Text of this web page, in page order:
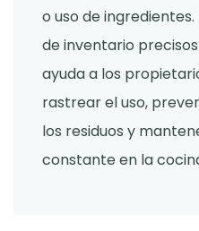
o uso de
de inventario
ayuda a los
rastrear el uso,
los residuos y
constante en la